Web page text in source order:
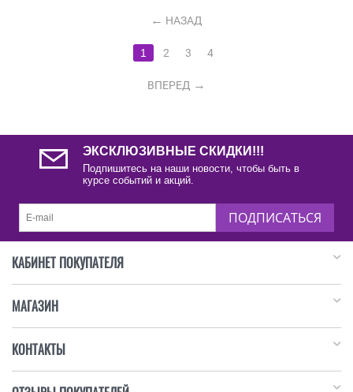
НАЗАД
1 2 3 4
ВПЕРЕД
ЭКСКЛЮЗИВНЫЕ СКИДКИ!!!
Подпишитесь на наши новости, чтобы быть в
курсе событий и акций.
ПОДПИСАТЬСЯ
КАБИНЕТ ПОКУПАТЕЛЯ
МАГАЗИН
КОНТАКТЫ